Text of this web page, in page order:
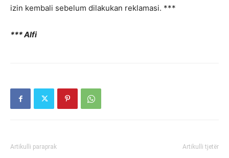
izin kembali sebelum dilakukan reklamasi. ***
*** Alfi
Artikulli paraprak Artikulli tjetër